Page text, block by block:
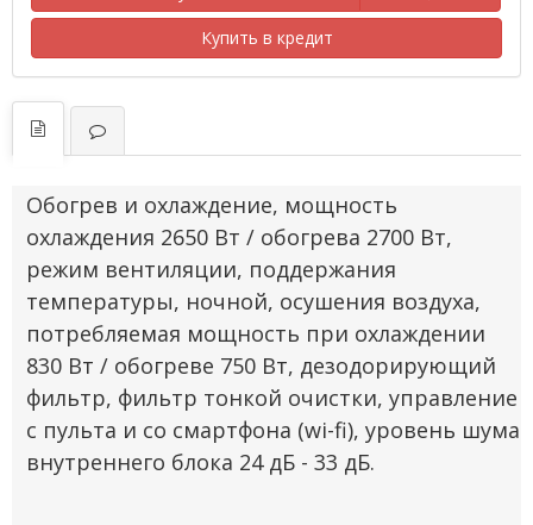
Купить в кредит
Обогрев и охлаждение, мощность
охлаждения 2650 Вт / обогрева 2700 Вт,
режим вентиляции, поддержания
температуры, ночной, осушения воздуха,
потребляемая мощность при охлаждении
830 Вт / обогреве 750 Вт, дезодорирующий
фильтр, фильтр тонкой очистки, управление
с пульта и со смартфона (wi-fi), уровень шума
внутреннего блока 24 дБ - 33 дБ.